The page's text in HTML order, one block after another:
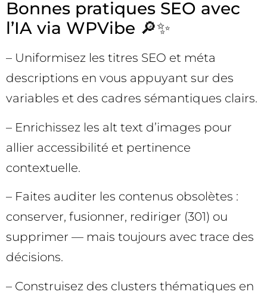
Bonnes pratiques SEO avec
l’IA via WPVibe 🔎✨
– Uniformisez les titres SEO et méta
descriptions en vous appuyant sur des
variables et des cadres sémantiques clairs.
– Enrichissez les alt text d’images pour
allier accessibilité et pertinence
contextuelle.
– Faites auditer les contenus obsolètes :
conserver, fusionner, rediriger (301) ou
supprimer — mais toujours avec trace des
décisions.
– Construisez des clusters thématiques en